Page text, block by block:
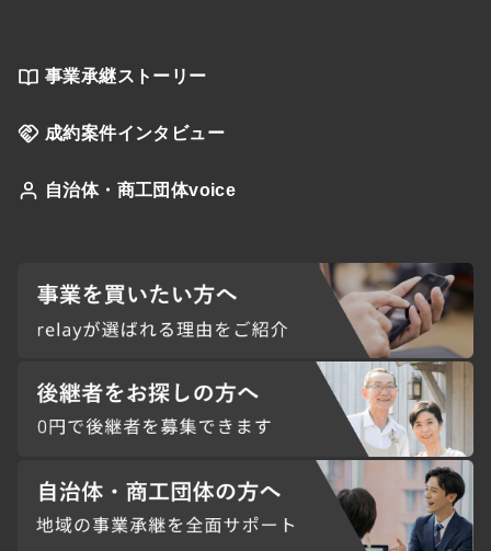
事業承継ストーリー
成約案件インタビュー
自治体・商工団体voice